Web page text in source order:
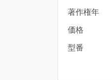
著作権年
価格
型番